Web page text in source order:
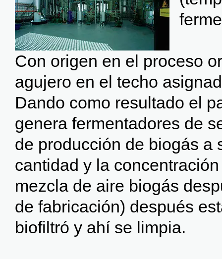
Con origen en el proceso
agujero en el techo
Dando como resultado el
genera fermentadores de
de producción de biogás a
cantidad y la
mezcla de aire biogás
de fabricación) después
biofiltró y ahí se limpia.